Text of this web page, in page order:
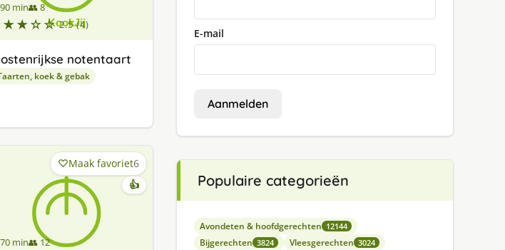
min👥 8
2.5 (4)
notentaart
koek & gebak
min👥 12
Maak favoriet6
👍
E-mail
Aanmelden
Populaire categorieën
Avondeten & hoofdgerechten 12144
Bijgerechten 3824 Vleesgerechten 3024